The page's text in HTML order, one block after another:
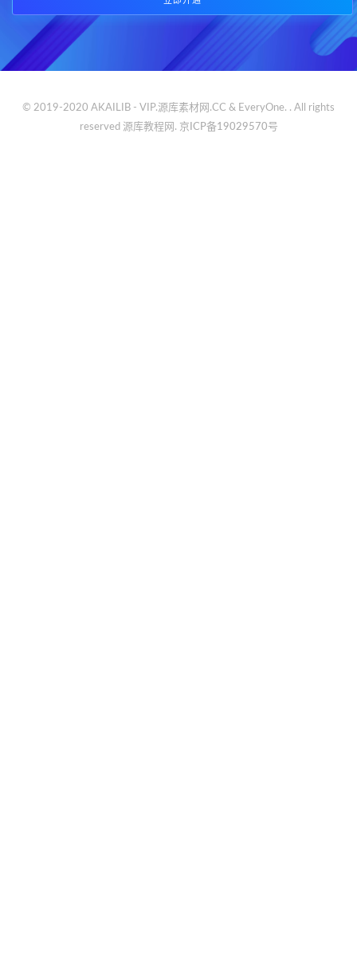
© 2019-2020 AKAILIB - VIP.源库素材网.CC & EveryOne. . All rights
reserved 源库教程网. 京ICP备19029570号